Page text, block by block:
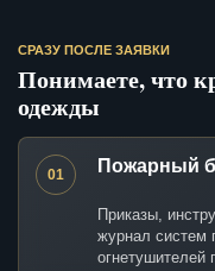
СРАЗУ ПОСЛЕ ЗАЯВКИ
Понимаете, что
одежды
01 Пожарный
Приказы,
журнал систем